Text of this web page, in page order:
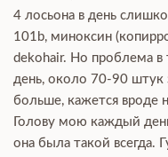
4 лосьона в день
101b, миноксин
dekohair. Но проблема
день, около 70-90 штук
больше, кажется вроде
Голову мою каждый
она была такой всегда.